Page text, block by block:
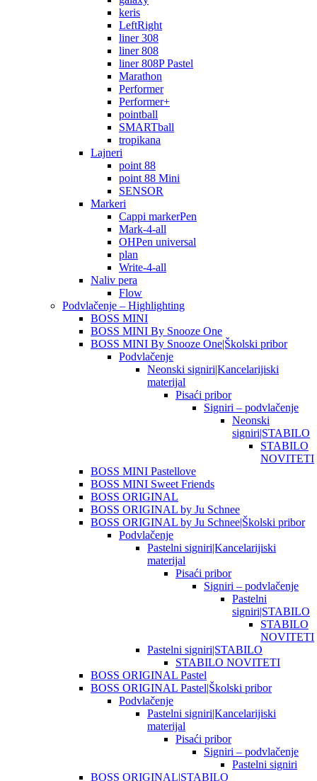
keris
LeftRight
liner 308
liner 808
liner 808P Pastel
Marathon
Performer
Performer+
pointball
SMARTball
tropikana
Lajneri
point 88
point 88 Mini
SENSOR
Markeri
Cappi markerPen
Mark-4-all
OHPen universal
plan
Write-4-all
Naliv pera
Flow
Podvlačenje – Highlighting
BOSS MINI
BOSS MINI By Snooze One
BOSS MINI By Snooze One|Školski pribor
Podvlačenje
Neonski signiri|Kancelarijiski
materijal
Pisaći pribor
Signiri – podvlačenje
Neonski
signiri|STABILO
STABILO
NOVITETI
BOSS MINI Pastellove
BOSS MINI Sweet Friends
BOSS ORIGINAL
BOSS ORIGINAL by Ju Schnee
BOSS ORIGINAL by Ju Schnee|Školski pribor
Podvlačenje
Pastelni signiri|Kancelarijiski
materijal
Pisaći pribor
Signiri – podvlačenje
Pastelni
signiri|STABILO
STABILO
NOVITETI
Pastelni signiri|STABILO
STABILO NOVITETI
BOSS ORIGINAL Pastel
BOSS ORIGINAL Pastel|Školski pribor
Podvlačenje
Pastelni signiri|Kancelarijiski
materijal
Pisaći pribor
Signiri – podvlačenje
Pastelni signiri
BOSS ORIGINAL|STABILO